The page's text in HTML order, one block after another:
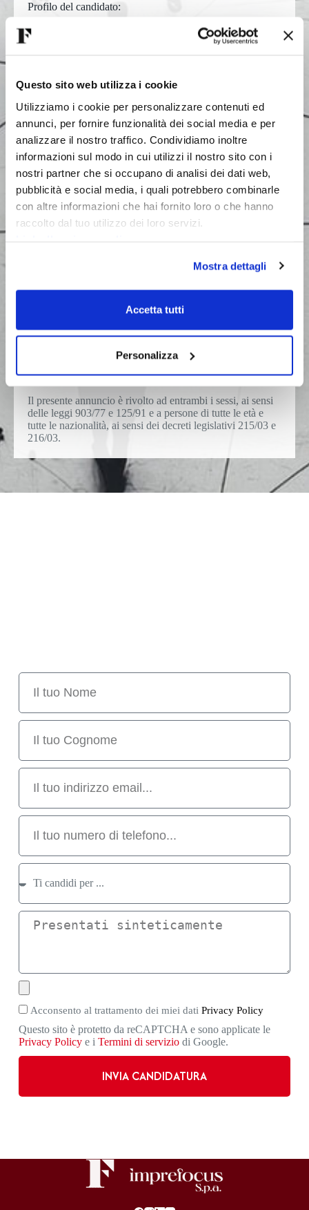
Questo sito web utilizza i cookie
Utilizziamo i cookie per personalizzare contenuti ed
annunci, per fornire funzionalità dei social media e per
analizzare il nostro traffico. Condividiamo inoltre
informazioni sul modo in cui utilizzi il nostro sito con i
nostri partner che si occupano di analisi dei dati web,
pubblicità e social media, i quali potrebbero combinarle
con altre informazioni che hai fornito loro o che hanno
raccolto dal tuo utilizzo dei loro servizi.
Mostra dettagli
Accetta tutti
Personalizza
Profilo del candidato:
almeno 5 anni di esperienza in ruoli analoghi presso
studi professionali di commercialisti
orientamento al cliente e alla soddisfazione delle sue
esigenze
Competenze richieste:
ottima conoscenza della contabilità e del bilancio
d’esercizio
capacità analitiche, rigore e precisione
forte propensione all’approfondimento
ottime capacità relazionali e comunicative,
soprattutto con i clienti
capacità di lavorare sia in autonomia sia in team
Imprefocus offre un ambiente di lavoro dinamico e
Contratto di lavoro:
Tempo pieno, contratto di assunzione a tempo
indeterminato full time con periodo di prova.
Il presente annuncio è rivolto ad entrambi i sessi, ai sensi
delle leggi 903/77 e 125/91 e a persone di tutte le età e
tutte le nazionalità, ai sensi dei decreti legislativi 215/03 e
216/03.
Acconsento al trattamento dei miei dati Privacy Policy
Questo sito è protetto da reCAPTCHA e sono applicate le
Privacy Policye i Termini di serviziodi Google.
INVIA CANDIDATURA